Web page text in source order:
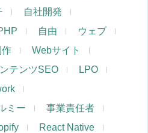
自社開発
自由
ウェブ
作
Webサイト
テンツSEO
LPO
ミー
事業責任者
React Native